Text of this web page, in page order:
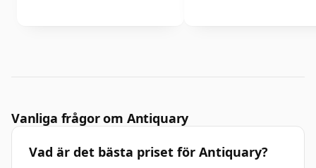
Vanliga frågor om Antiquary
Vad är det bästa priset för Antiquary?